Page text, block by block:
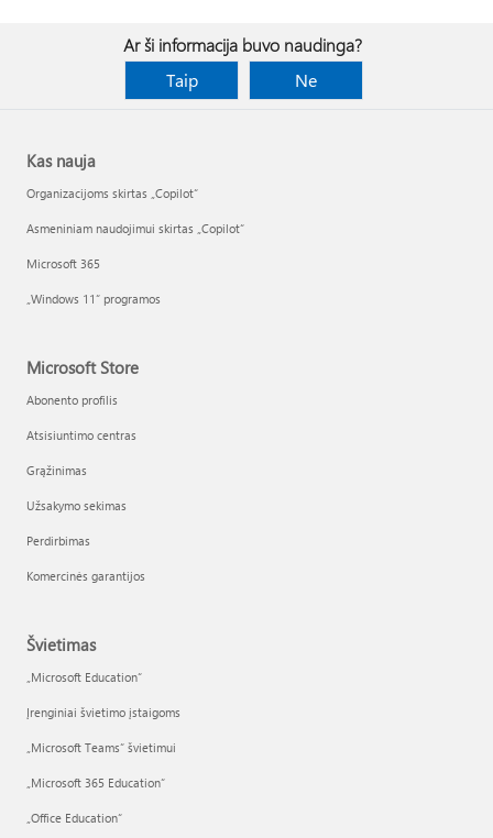
Ar ši informacija buvo naudinga?
Taip
Ne
Kas nauja
Organizacijoms skirtas „Copilot“
Asmeniniam naudojimui skirtas „Copilot“
Microsoft 365
„Windows 11“ programos
Microsoft Store
Abonento profilis
Atsisiuntimo centras
Grąžinimas
Užsakymo sekimas
Perdirbimas
Komercinės garantijos
Švietimas
„Microsoft Education“
Įrenginiai švietimo įstaigoms
„Microsoft Teams“ švietimui
„Microsoft 365 Education“
„Office Education“